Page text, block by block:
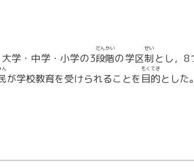
学・中学・小学の3段階
だんかい
の学区制
せい
とし，8
ん
が学校教育を受けられることを 目的
もくてき
とした。